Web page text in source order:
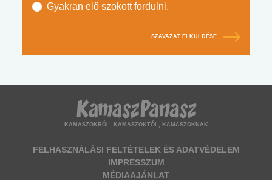
Gyakran elő szokott fordulni.
SZAVAZAT ELKÜLDÉSE
KAMASZOKRÓL, KAMASZOKTÓL, KAMASZOKNAK
FELHASZNÁLÁSI FELTÉTELEK ÉS ADATVÉDELEM
IMPRESSZUM
MÉDIAAJÁNLAT